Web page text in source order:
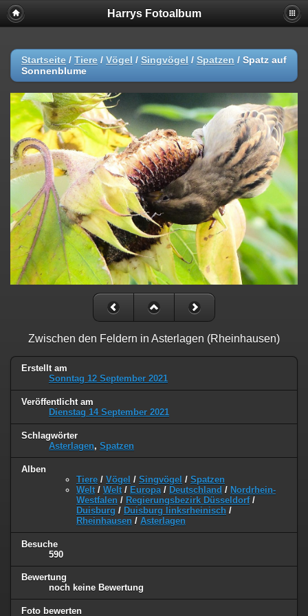
Harrys Fotoalbum
Startseite / Tiere / Vögel / Singvögel / Spatzen / Spatz auf
Sonnenblume
Zwischen den Feldern in Asterlagen (Rheinhausen)
Erstellt am
Sonntag 12 September 2021
Veröffentlicht am
Dienstag 14 September 2021
Schlagwörter
Asterlagen, Spatzen
Alben
Tiere / Vögel / Singvögel / Spatzen
Welt / Welt / Europa / Deutschland / Nordrhein-
Westfalen / Regierungsbezirk Düsseldorf/
Duisburg / Duisburg linksrheinisch /
Rheinhausen / Asterlagen
Besuche
590
Bewertung
noch keine Bewertung
Foto bewerten